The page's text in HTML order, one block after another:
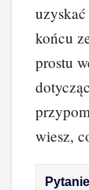
końcu
prostu
wiesz,
Pytanie